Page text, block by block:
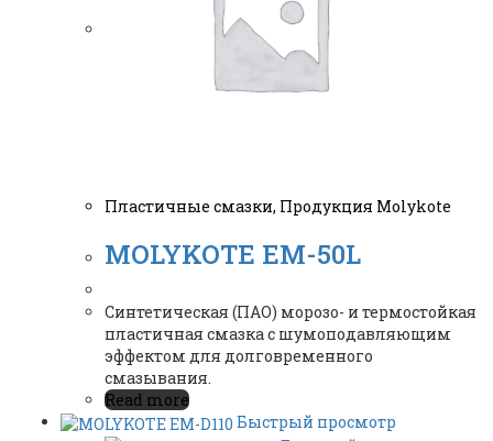
Пластичные смазки, Продукция Molykote
MOLYKOTE EM-50L
Синтетическая (ПАО) морозо- и термостойкая
пластичная смазка c шумоподавляющим
эффектом для долговременного
смазывания.
Read more
Быстрый просмотр